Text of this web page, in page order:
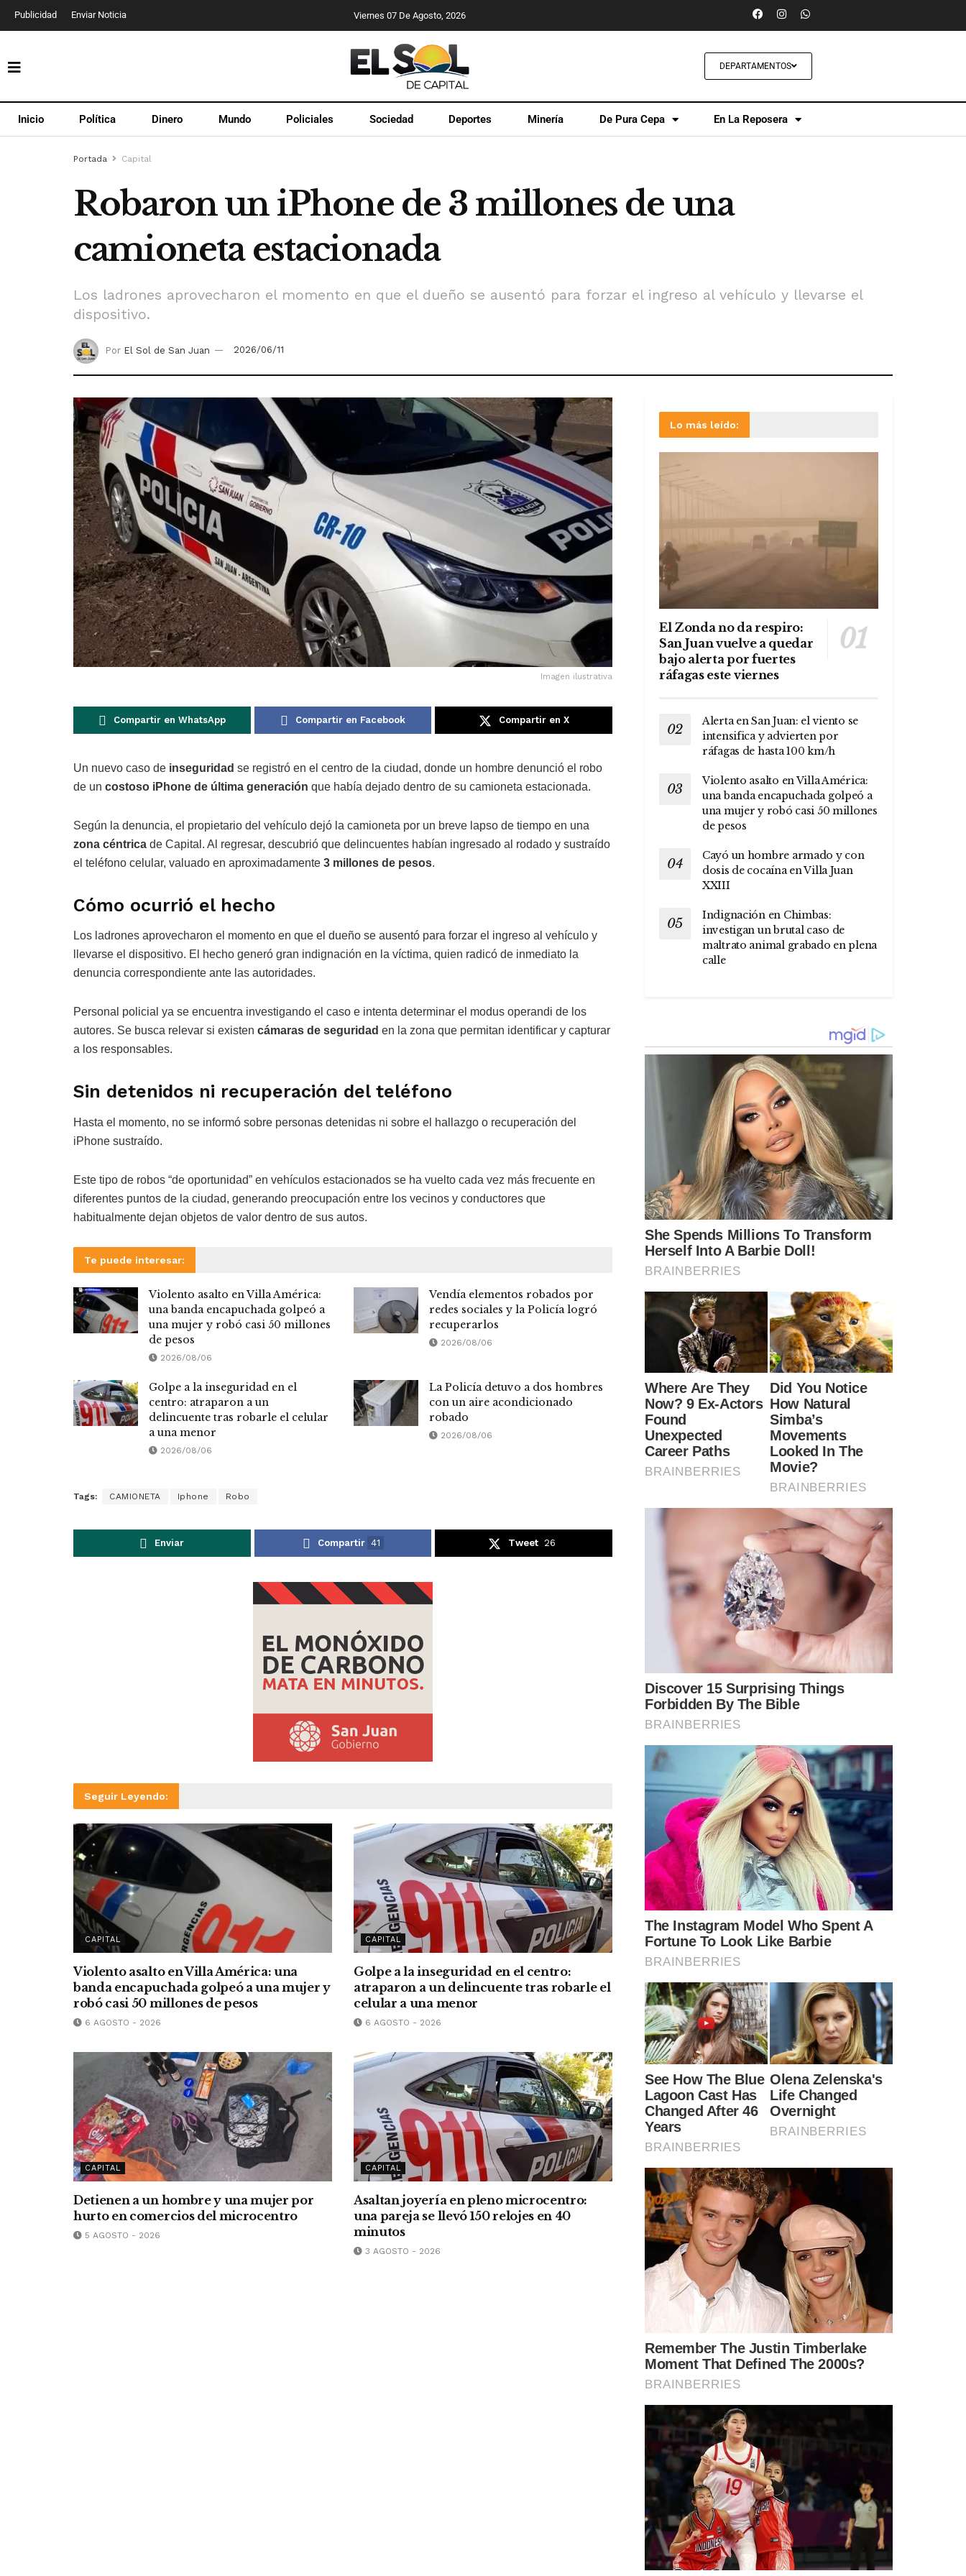
Publicidad Enviar Noticia Viernes 07 De Agosto, 2026
DEPARTAMENTOS
Inicio Política Dinero Mundo Policiales Sociedad Deportes Minería De Pura Cepa En La Reposera
Portada Capital
Robaron un iPhone de 3 millones de una
camioneta estacionada
Los ladrones aprovecharon el momento en que el dueño se ausentó para forzar el ingreso al vehículo y llevarse el
dispositivo.
Por El Sol de San Juan 2026/06/11
Imagen ilustrativa
Compartir en WhatsApp Compartir en Facebook Compartir en X
Un nuevo caso de inseguridad se registró en el centro de la ciudad, donde un hombre denunció el robo
de un costoso iPhone de última generación que había dejado dentro de su camioneta estacionada.
Según la denuncia, el propietario del vehículo dejó la camioneta por un breve lapso de tiempo en una
zona céntrica de Capital. Al regresar, descubrió que delincuentes habían ingresado al rodado y sustraído
el teléfono celular, valuado en aproximadamente 3 millones de pesos.
Cómo ocurrió el hecho
Los ladrones aprovecharon el momento en que el dueño se ausentó para forzar el ingreso al vehículo y
llevarse el dispositivo. El hecho generó gran indignación en la víctima, quien radicó de inmediato la
denuncia correspondiente ante las autoridades.
Personal policial ya se encuentra investigando el caso e intenta determinar el modus operandi de los
autores. Se busca relevar si existen cámaras de seguridad en la zona que permitan identificar y capturar
a los responsables.
Sin detenidos ni recuperación del teléfono
Hasta el momento, no se informó sobre personas detenidas ni sobre el hallazgo o recuperación del
iPhone sustraído.
Este tipo de robos “de oportunidad” en vehículos estacionados se ha vuelto cada vez más frecuente en
diferentes puntos de la ciudad, generando preocupación entre los vecinos y conductores que
habitualmente dejan objetos de valor dentro de sus autos.
Te puede interesar:
Violento asalto en Villa América:
una banda encapuchada golpeó a
una mujer y robó casi 50 millones
de pesos
2026/08/06
Vendía elementos robados por
redes sociales y la Policía logró
recuperarlos
2026/08/06
Golpe a la inseguridad en el
centro: atraparon a un
delincuente tras robarle el celular
a una menor
2026/08/06
La Policía detuvo a dos hombres
con un aire acondicionado
robado
2026/08/06
Tags: CAMIONETA Iphone Robo
Enviar Compartir 41 Tweet 26
Seguir Leyendo:
CAPITAL
Violento asalto en Villa América: una
banda encapuchada golpeó a una mujer y
robó casi 50 millones de pesos
6 AGOSTO - 2026
CAPITAL
Golpe a la inseguridad en el centro:
atraparon a un delincuente tras robarle el
celular a una menor
6 AGOSTO - 2026
CAPITAL
Detienen a un hombre y una mujer por
hurto en comercios del microcentro
5 AGOSTO - 2026
CAPITAL
Asaltan joyería en pleno microcentro:
una pareja se llevó 150 relojes en 40
minutos
3 AGOSTO - 2026
Lo más leído:
El Zonda no da respiro:
San Juan vuelve a quedar
bajo alerta por fuertes
ráfagas este viernes
Alerta en San Juan: el viento se
intensifica y advierten por
ráfagas de hasta 100 km/h
Violento asalto en Villa América:
una banda encapuchada golpeó a
una mujer y robó casi 50 millones
de pesos
Cayó un hombre armado y con
dosis de cocaína en Villa Juan
XXIII
Indignación en Chimbas:
investigan un brutal caso de
maltrato animal grabado en plena
calle